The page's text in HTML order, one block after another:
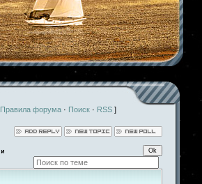
Правила форума · Поиск · RSS ]